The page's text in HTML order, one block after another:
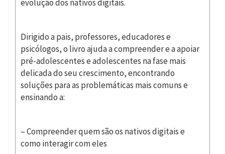
evolução dos nativos digitais.
Dirigido a pais, professores, educadores e
psicólogos, o livro ajuda a compreender e a apoiar
pré-adolescentes e adolescentes na fase mais
delicada do seu crescimento, encontrando
soluções para as problemáticas mais comuns e
ensinando a:
– Compreender quem são os nativos digitais e
como interagir com eles